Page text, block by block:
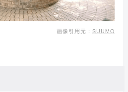
画像引用元： SUUMO